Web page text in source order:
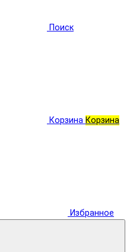
Поиск
Корзина Корзина
Избранное